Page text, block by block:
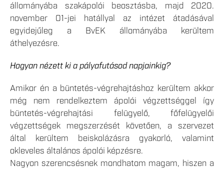
állományába szakápolói beosztásba, majd 2020.
november 01-jei hatállyal az intézet átadásával
egyidejűleg a BvEK állományába kerültem
áthelyezésre.
Hogyan nézett ki a pályafutásod napjainkig?
Amikor én a büntetés-végrehajtáshoz kerültem akkor
még nem rendelkeztem ápolói végzettséggel így
büntetés-végrehajtási felügyelő, főfelügyelői
végzettségek megszerzését követően, a szervezet
által kerültem beiskolázásra gyakorló, valamint
okleveles általános ápolói képzésre.
Nagyon szerencsésnek mondhatom magam, hiszen a